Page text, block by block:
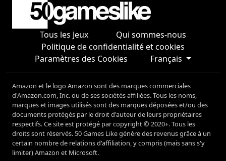
Tous les Jeux
Qui sommes-nous
Politique de confidentialité et cookies
Paramètres des Cookies
Français
Amazon et le logo Amazon sont des marques commerciales
d'Amazon.com, Inc. ou de ses sociétés affiliées. Tous les noms,
marques et images utilisés sont des marques déposées et/ou des
documents protégés par le droit d'auteur de leurs propriétaires
respectifs. Ce site est protégé par copyright © 2020+. Tous les
droits sont réservés. 50 Games Like génère des revenus grâce à un
certain nombre de relations d'affiliation, y compris (mais sans s'y
limiter) Amazon et Microsoft.